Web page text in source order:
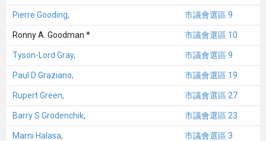
Pierre Gooding, 市議會選區 9
Ronny A. Goodman * 市議會選區 10
Tyson-Lord Gray, 市議會選區 9
Paul D Graziano, 市議會選區 19
Rupert Green, 市議會選區 27
Barry S Grodenchik, 市議會選區 23
Marni Halasa, 市議會選區 3